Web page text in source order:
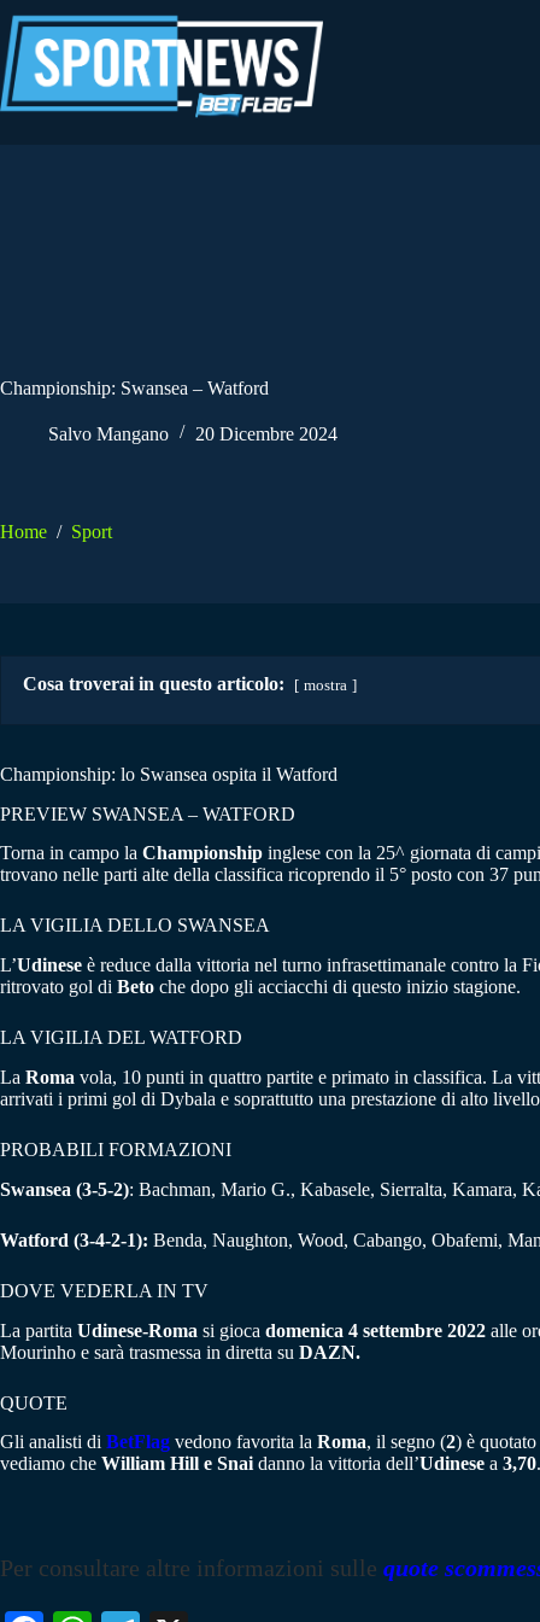
al
contenuto
Championship: Swansea – Watford
Salvo Mangano 20 Dicembre 2024
Home / Sport
Cosa troverai in questo articolo: mostra
Championship: lo Swansea ospita il Watford
PREVIEW SWANSEA – WATFORD
Torna in campo la Championship inglese con la 25^ giornata di
trovano nelle parti alte della classifica ricoprendo il 5° posto con 37
LA VIGILIA DELLO SWANSEA
L’Udinese è reduce dalla vittoria nel turno infrasettimanale contro la
ritrovato gol di Beto che dopo gli acciacchi di questo inizio stagione.
LA VIGILIA DEL WATFORD
La Roma vola, 10 punti in quattro partite e primato in classifica. La
arrivati i primi gol di Dybala e soprattutto una prestazione di alto
PROBABILI FORMAZIONI
Swansea (3-5-2): Bachman, Mario G., Kabasele, Sierralta, Kamara,
Watford (3-4-2-1): Benda, Naughton, Wood, Cabango, Obafemi,
DOVE VEDERLA IN TV
La partita Udinese-Roma si gioca domenica 4 settembre 2022 alle
Mourinho e sarà trasmessa in diretta su DAZN.
QUOTE
Gli analisti di BetFlag vedono favorita la Roma, il segno (2) è quotato
vediamo che William Hill e Snaidanno la vittoria dell’Udinese a 3,70.
Per consultare altre informazioni sulle quote